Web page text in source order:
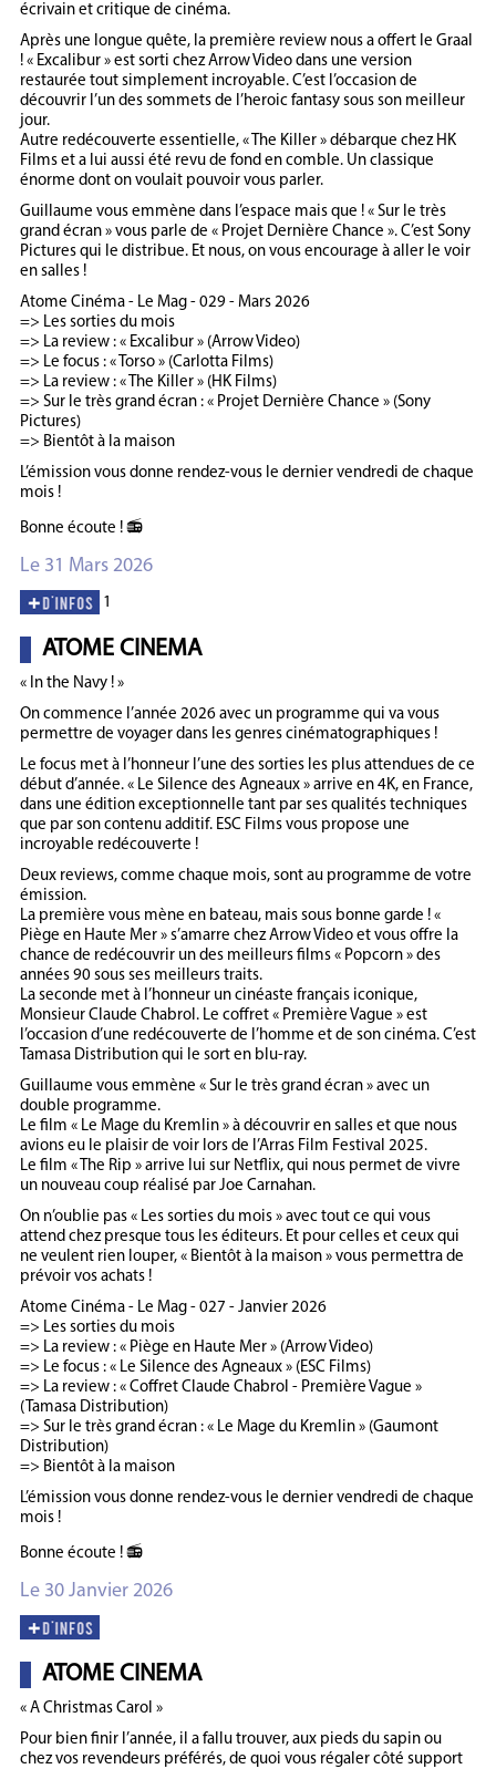
écrivain et critique de cinéma.
Après une longue quête, la première review nous a offert le Graal
! « Excalibur » est sorti chez Arrow Video dans une version
restaurée tout simplement incroyable. C’est l’occasion de
découvrir l’un des sommets de l’heroic fantasy sous son meilleur
jour.
Autre redécouverte essentielle, « The Killer » débarque chez HK
Films et a lui aussi été revu de fond en comble. Un classique
énorme dont on voulait pouvoir vous parler.
Guillaume vous emmène dans l’espace mais que ! « Sur le très
grand écran » vous parle de « Projet Dernière Chance ». C’est Sony
Pictures qui le distribue. Et nous, on vous encourage à aller le voir
en salles !
Atome Cinéma - Le Mag - 029 - Mars 2026
=> Les sorties du mois
=> La review : « Excalibur » (Arrow Video)
=> Le focus : « Torso » (Carlotta Films)
=> La review : « The Killer » (HK Films)
=> Sur le très grand écran : « Projet Dernière Chance » (Sony
Pictures)
=> Bientôt à la maison
L’émission vous donne rendez-vous le dernier vendredi de chaque
mois !
Bonne écoute ! 📻
Le 31 Mars 2026
ATOME CINEMA
« In the Navy ! »
On commence l’année 2026 avec un programme qui va vous
permettre de voyager dans les genres cinématographiques !
Le focus met à l’honneur l’une des sorties les plus attendues de ce
début d’année. « Le Silence des Agneaux » arrive en 4K, en France,
dans une édition exceptionnelle tant par ses qualités techniques
que par son contenu additif. ESC Films vous propose une
incroyable redécouverte !
Deux reviews, comme chaque mois, sont au programme de votre
émission.
La première vous mène en bateau, mais sous bonne garde ! «
Piège en Haute Mer » s’amarre chez Arrow Video et vous offre la
chance de redécouvrir un des meilleurs films « Popcorn » des
années 90 sous ses meilleurs traits.
La seconde met à l’honneur un cinéaste français iconique,
Monsieur Claude Chabrol. Le coffret « Première Vague » est
l’occasion d’une redécouverte de l’homme et de son cinéma. C’est
Tamasa Distribution qui le sort en blu-ray.
Guillaume vous emmène « Sur le très grand écran » avec un
double programme.
Le film « Le Mage du Kremlin » à découvrir en salles et que nous
avions eu le plaisir de voir lors de l’Arras Film Festival 2025.
Le film « The Rip » arrive lui sur Netflix, qui nous permet de vivre
un nouveau coup réalisé par Joe Carnahan.
On n’oublie pas « Les sorties du mois » avec tout ce qui vous
attend chez presque tous les éditeurs. Et pour celles et ceux qui
ne veulent rien louper, « Bientôt à la maison » vous permettra de
prévoir vos achats !
Atome Cinéma - Le Mag - 027 - Janvier 2026
=> Les sorties du mois
=> La review : « Piège en Haute Mer » (Arrow Video)
=> Le focus : « Le Silence des Agneaux » (ESC Films)
=> La review : « Coffret Claude Chabrol - Première Vague »
(Tamasa Distribution)
=> Sur le très grand écran : « Le Mage du Kremlin » (Gaumont
Distribution)
=> Bientôt à la maison
L’émission vous donne rendez-vous le dernier vendredi de chaque
mois !
Bonne écoute ! 📻
Le 30 Janvier 2026
ATOME CINEMA
« A Christmas Carol »
Pour bien finir l’année, il a fallu trouver, aux pieds du sapin ou
chez vos revendeurs préférés, de quoi vous régaler côté support
1